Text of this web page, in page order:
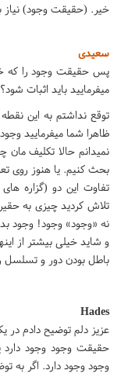
خیر. (حقیقت وجود) نیاز
سعیدی
پس حقیقت وجود را که
میفرمایید باید اثبات
توقع نداشتم به این
ظاهرا شما میفرمایید
نمیدانم حالا تکلیف
بحث کنیم. یا هنوز روی
تفاوت این دو (گزاره
تلاش کردید چیزی به
نه «وجود» وجود! وجود
و شاید خیلی بیشتر از
باطل بودن دور و تسلسل
Hades
عزیز دلم توضیح دادم
حقیقت وجود وجود
وجود وجود دارد. اگر